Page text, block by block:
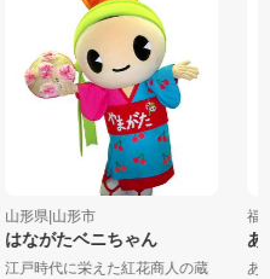
山形県|山形市
はながたベニちゃん
江戸時代に栄えた紅花商人の蔵
福
あ
あ